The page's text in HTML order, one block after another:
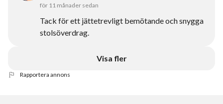
för 11 månader sedan
Tack för ett jättetrevligt bemötande och snygga
stolsöverdrag.
Visa fler
Rapportera annons